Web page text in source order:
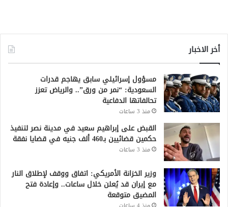
أخر الاخبار
مسؤول إسرائيلي سابق يهاجم قدرات
السعودية: “نمر من ورق”.. والرياض تعزز
تحالفاتها الدفاعية
منذ 3 ساعات
القبض على إبراهيم سعيد في مدينة نصر لتنفيذ
حكمين قضائيين بـ460 ألف جنيه في قضايا نفقة
منذ 3 ساعات
وزير الخزانة الأمريكي: اتفاق ووقف لإطلاق النار
مع إيران قد يُعلن خلال ساعات.. وإعادة فتح
المضيق متوقعة